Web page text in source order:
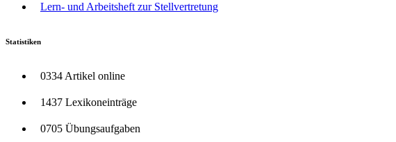
Lern- und Arbeitsheft zur Stellvertretung
Statistiken
0334 Artikel online
1437 Lexikoneinträge
0705 Übungsaufgaben